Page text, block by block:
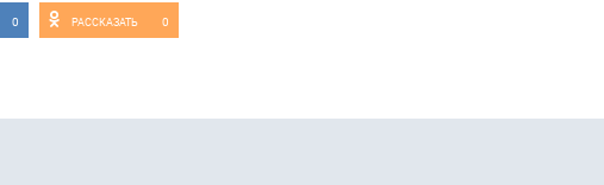
0 РАССКАЗАТЬ 0